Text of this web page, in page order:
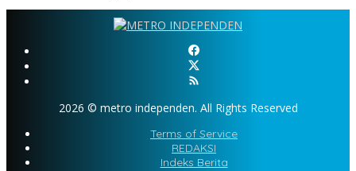
2026 © metro independen. All Rights Reserved
Terms of Service
REDAKSI
Indeks Berita